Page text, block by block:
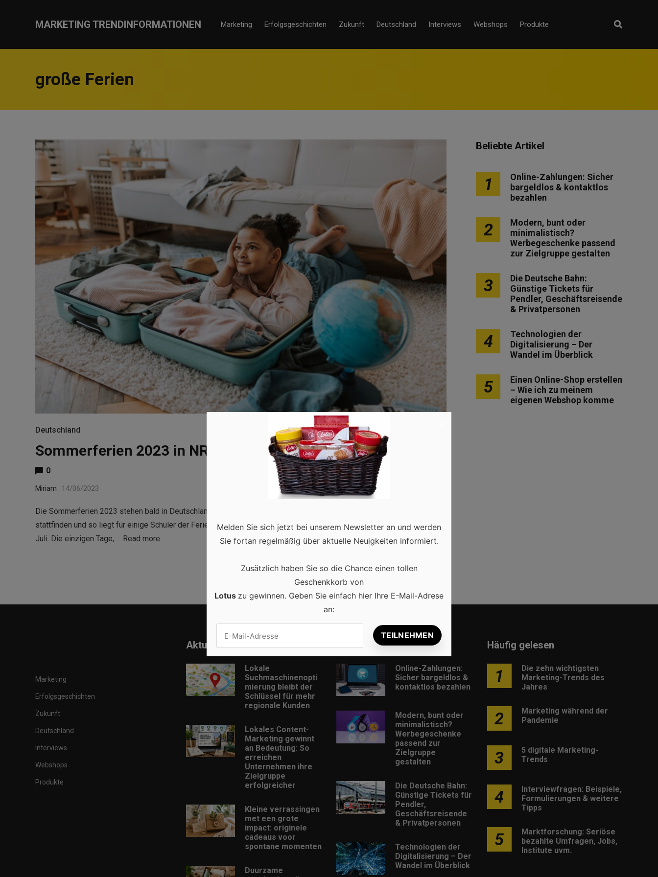
MARKETING TRENDINFORMATIONEN Marketing Erfolgsgeschichten Zukunft Deutschland Interviews Webshops Produkte
große Ferien
Deutschland
Sommerferien 2023 in NRW, Niedersachsen, Hamburg uvm.
0
Miriam 14/06/2023
Die Sommerferien 2023 stehen bald in Deutschland an. Doch wie üblich ist es regional gestaffelt, wann diese
stattfinden und so liegt für einige Schüler der Ferienbeginn schon im Juni, für andere startet die Ferienzeit erst Ende
Juli. Die einzigen Tage, … Read more
Beliebte Artikel
1
Online-Zahlungen: Sicher
bargeldlos & kontaktlos
bezahlen
2
Modern, bunt oder
minimalistisch?
Werbegeschenke passend
zur Zielgruppe gestalten
3
Die Deutsche Bahn:
Günstige Tickets für
Pendler, Geschäftsreisende
& Privatpersonen
4
Technologien der
Digitalisierung – Der
Wandel im Überblick
5
Einen Online-Shop erstellen
– Wie ich zu meinem
eigenen Webshop komme
Marketing
Erfolgsgeschichten
Zukunft
Deutschland
Interviews
Webshops
Produkte
Aktuell
Lokale
Suchmaschinenopti
mierung bleibt der
Schlüssel für mehr
regionale Kunden
Lokales Content-
Marketing gewinnt
an Bedeutung: So
erreichen
Unternehmen ihre
Zielgruppe
erfolgreicher
Kleine verrassingen
met een grote
impact: originele
cadeaus voor
spontane momenten
Duurzame
Beliebt
Online-Zahlungen:
Sicher bargeldlos &
kontaktlos bezahlen
Modern, bunt oder
minimalistisch?
Werbegeschenke
passend zur
Zielgruppe
gestalten
Die Deutsche Bahn:
Günstige Tickets für
Pendler,
Geschäftsreisende
& Privatpersonen
Technologien der
Digitalisierung – Der
Wandel im Überblick
Häufig gelesen
1
Die zehn wichtigsten
Marketing-Trends des
Jahres
2
Marketing während der
Pandemie
3
5 digitale Marketing-
Trends
4
Interviewfragen: Beispiele,
Formulierungen & weitere
Tipps
5
Marktforschung: Seriöse
bezahlte Umfragen, Jobs,
Institute uvm.
Melden Sie sich jetzt bei unserem Newsletter an und werden
Sie fortan regelmäßig über aktuelle Neuigkeiten informiert.
Zusätzlich haben Sie so die Chance einen tollen
Geschenkkorb von
Lotus zu gewinnen. Geben Sie einfach hier Ihre E-Mail-Adrese
an: